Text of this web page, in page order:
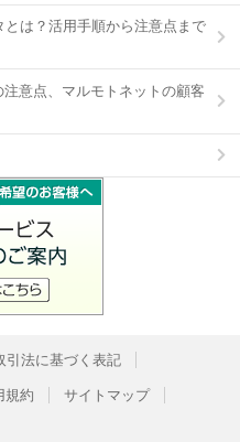
は？活用手順から注意点まで
意点、マルモトネットの顧客
引法に基づく表記
規約 サイトマップ